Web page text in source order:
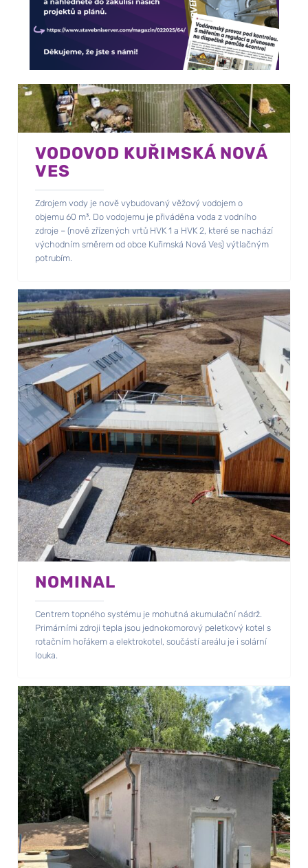
VODOVOD KUŘIMSKÁ NOVÁ
VES
Zdrojem vody je nově vybudovaný věžový vodojem o
objemu 60 m³. Do vodojemu je přiváděna voda z vodního
zdroje – (nově zřízených vrtů HVK 1 a HVK 2, které se nachází
východním směrem od obce Kuřimská Nová Ves) výtlačným
potrubím.
NOMINAL
Centrem topného systému je mohutná akumulační nádrž.
Primárními zdroji tepla jsou jednokomorový peletkový kotel s
rotačním hořákem a elektrokotel, součástí areálu je i solární
louka.